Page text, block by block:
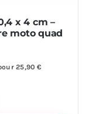
x 4 cm –
moto quad
25,90 €